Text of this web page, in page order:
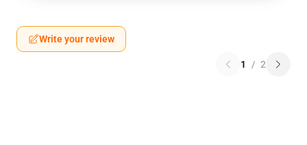
Write your review
1 / 2